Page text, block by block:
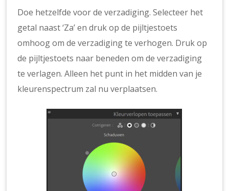
Doe hetzelfde voor de verzadiging. Selecteer het
getal naast ‘Za’ en druk op de pijltjestoets
omhoog om de verzadiging te verhogen. Druk op
de pijltjestoets naar beneden om de verzadiging
te verlagen. Alleen het punt in het midden van je
kleurenspectrum zal nu verplaatsen.